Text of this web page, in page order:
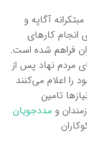
آگاپه و
انجام کارهای
فراهم شده است.
مردم ‌نهاد پس از
را اعلام می‌کنند
تامین
و مددجویان